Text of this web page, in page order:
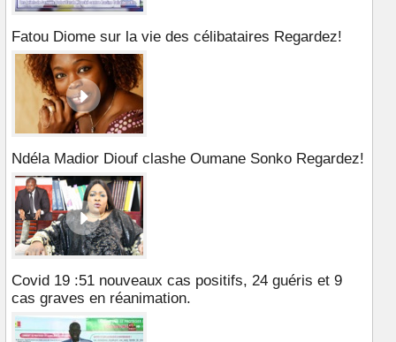
Fatou Diome sur la vie des célibataires Regardez!
Ndéla Madior Diouf clashe Oumane Sonko Regardez!
Covid 19 :51 nouveaux cas positifs, 24 guéris et 9
cas graves en réanimation.